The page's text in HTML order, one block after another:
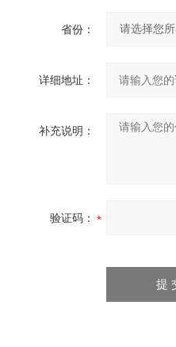
省份：
详细地址：
补充说明：
验证码：